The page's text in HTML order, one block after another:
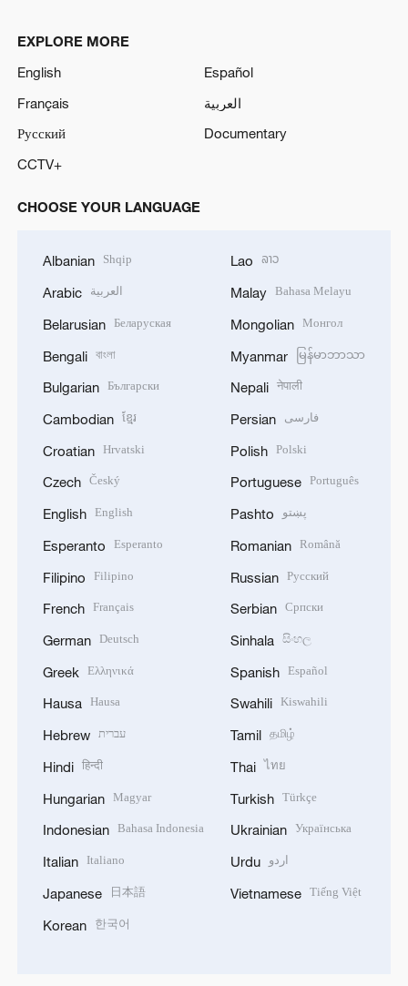
EXPLORE MORE
English
Español
Français
العربية
Русский
Documentary
CCTV+
CHOOSE YOUR LANGUAGE
Albanian Shqip
Arabic العربية
Belarusian Беларуская
Bengali বাংলা
Bulgarian Български
Cambodian ខ្មែរ
Croatian Hrvatski
Czech Český
English English
Esperanto Esperanto
Filipino Filipino
French Français
German Deutsch
Greek Ελληνικά
Hausa Hausa
Hebrew עברית
Hindi हिन्दी
Hungarian Magyar
Indonesian Bahasa Indonesia
Italian Italiano
Japanese 日本語
Korean 한국어
Lao ລາວ
Malay Bahasa Melayu
Mongolian Монгол
Myanmar မြန်မာဘာသာ
Nepali नेपाली
Persian فارسی
Polish Polski
Portuguese Português
Pashto پښتو
Romanian Română
Russian Русский
Serbian Српски
Sinhala සිංහල
Spanish Español
Swahili Kiswahili
Tamil தமிழ்
Thai ไทย
Turkish Türkçe
Ukrainian Українська
Urdu اردو
Vietnamese Tiếng Việt